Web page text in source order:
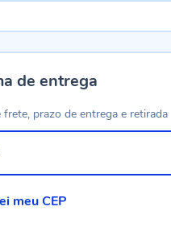
de entrega
frete, prazo de entrega e retirada
meu CEP